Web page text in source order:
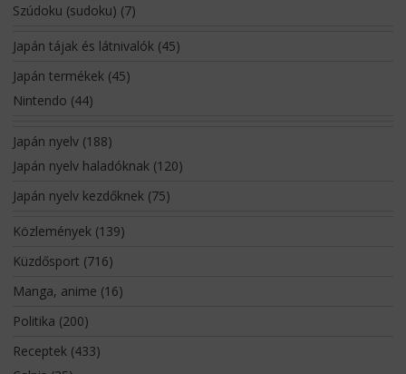
Szúdoku (sudoku) (7)
Japán tájak és látnivalók(45)
Japán termékek(45)
Nintendo (44)
Japán nyelv(188)
Japán nyelv haladóknak(120)
Japán nyelv kezdőknek(75)
Közlemények(139)
Küzdősport (716)
Manga, anime (16)
Politika (200)
Receptek(433)